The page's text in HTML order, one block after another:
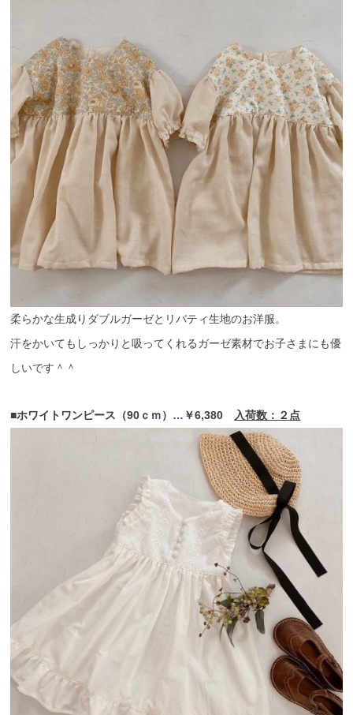
柔らかな生成りダブルガーゼとリバティ生地のお洋服。
汗をかいてもしっかりと吸ってくれるガーゼ素材でお子さまにも優
しいです＾＾
■ホワイトワンピース（90ｃｍ）…￥6,380 入荷数：２点